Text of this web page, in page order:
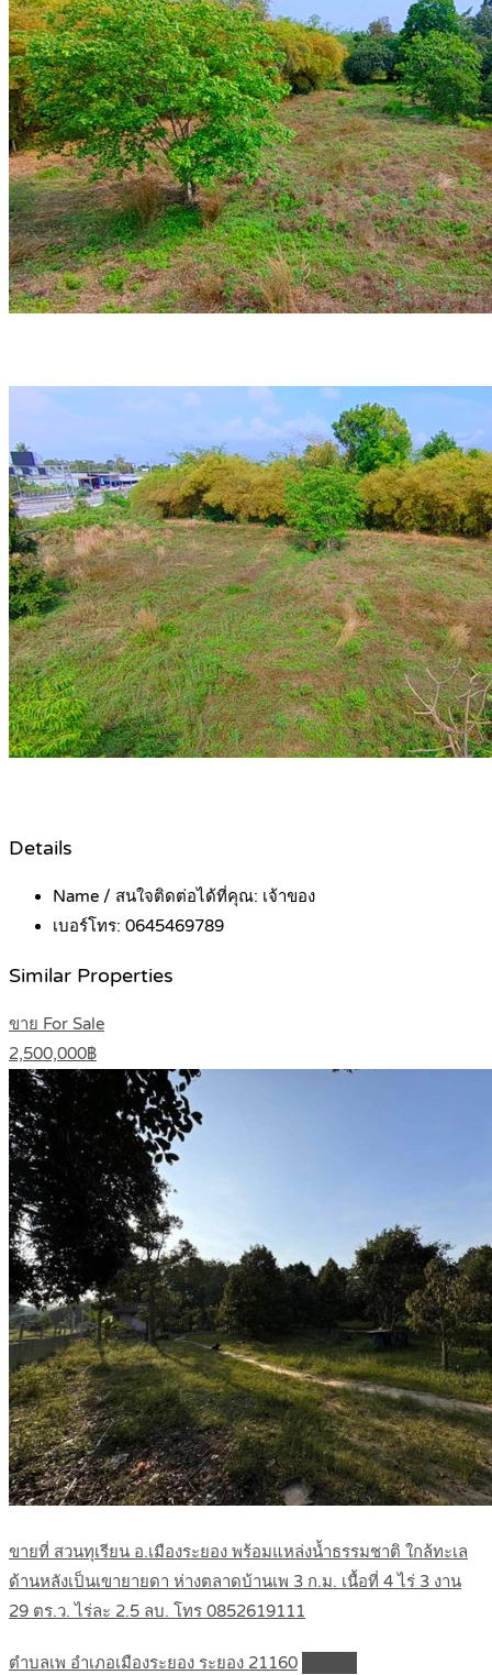
Details
Name / สนใจติดต่อได้ที่คุณ: เจ้าของ
เบอร์โทร: 0645469789
Similar Properties
ขาย For Sale
2,500,000฿
ขายที่ สวนทุเรียน อ.เมืองระยอง พร้อมแหล่งน้ำธรรมชาติ ใกล้ทะเล
ด้านหลังเป็นเขายายดา ห่างตลาดบ้านเพ 3 ก.ม. เนื้อที่ 4 ไร่ 3 งาน
29 ตร.ว. ไร่ละ 2.5 ลบ. โทร 0852619111
ตำบลเพ อำเภอเมืองระยอง ระยอง 21160